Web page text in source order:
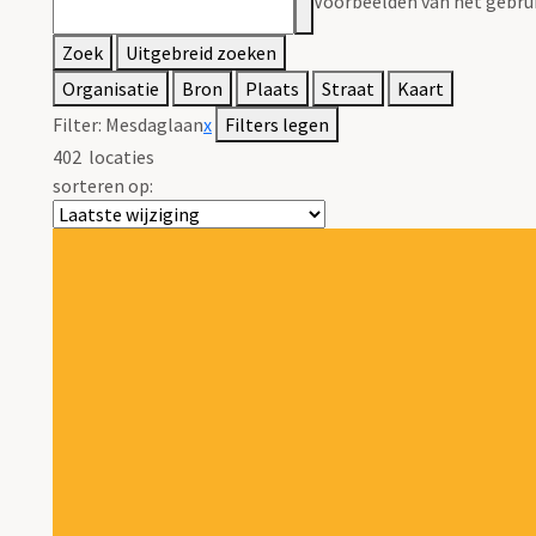
Zoek
Uitgebreid zoeken
Organisatie
Bron Plaats Straat
Kaart
Filter: Mesdaglaanx Filters legen
402 locaties
sorteren op: